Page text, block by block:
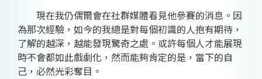
現在我仍偶爾會在社群媒體看見他參賽的消息。因
為那次經驗，如今的我總是對每個初識的人抱有期待，
了解的越深，越能發現驚奇之處。或許每個人才能展現
時不會都如此戲劇化，然而能夠肯定的是，當下的自
己，必然光彩奪目。